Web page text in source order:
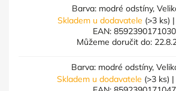
Barva: modré odstíny,
Skladem u dodavatele (>3 ks)
EAN: 8592390171030
Můžeme doručit do:
Barva: modré odstíny,
Skladem u dodavatele (>3 ks)